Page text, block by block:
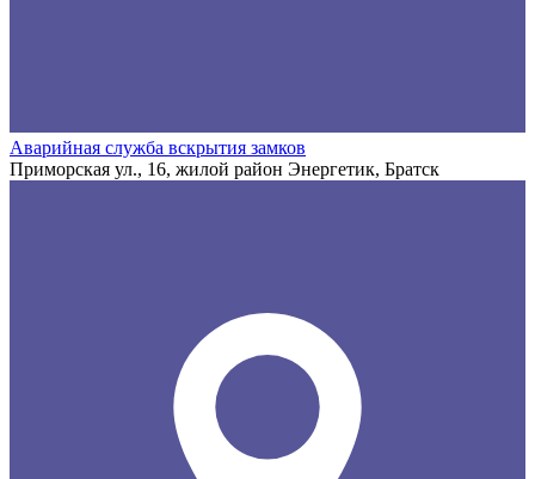
Аварийная служба вскрытия замков
Приморская ул., 16, жилой район Энергетик, Братск